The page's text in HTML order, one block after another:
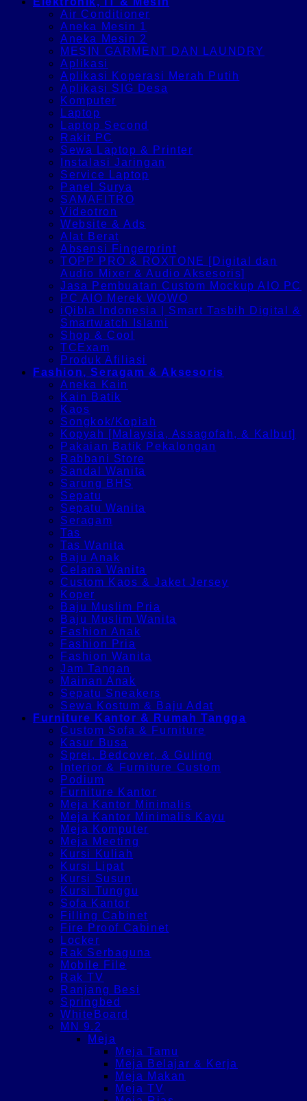
Air Conditioner
Aneka Mesin 1
Aneka Mesin 2
MESIN GARMENT DAN LAUNDRY
Aplikasi
Aplikasi Koperasi Merah Putih
Aplikasi SIG Desa
Komputer
Laptop
Laptop Second
Rakit PC
Sewa Laptop & Printer
Instalasi Jaringan
Service Laptop
Panel Surya
SAMAFITRO
Videotron
Website & Ads
Alat Berat
Absensi Fingerprint
TOPP PRO & ROXTONE [Digital dan
Audio Mixer & Audio Aksesoris]
Jasa Pembuatan Custom Mockup AIO PC
PC AIO Merek WOWO
iQibla Indonesia | Smart Tasbih Digital &
Smartwatch Islami
Shop & Cool
TCExam
Produk Afiliasi
Fashion, Seragam & Aksesoris
Aneka Kain
Kain Batik
Kaos
Songkok/Kopiah
Kopyah [Malaysia, Assagofah, & Kalbut]
Pakaian Batik Pekalongan
Rabbani Store
Sandal Wanita
Sarung BHS
Sepatu
Sepatu Wanita
Seragam
Tas
Tas Wanita
Baju Anak
Celana Wanita
Custom Kaos & Jaket Jersey
Koper
Baju Muslim Pria
Baju Muslim Wanita
Fashion Anak
Fashion Pria
Fashion Wanita
Jam Tangan
Mainan Anak
Sepatu Sneakers
Sewa Kostum & Baju Adat
Furniture Kantor & Rumah Tangga
Custom Sofa & Furniture
Kasur Busa
Sprei, Bedcover, & Guling
Interior & Furniture Custom
Podium
Furniture Kantor
Meja Kantor Minimalis
Meja Kantor Minimalis Kayu
Meja Komputer
Meja Meeting
Kursi Kuliah
Kursi Lipat
Kursi Susun
Kursi Tunggu
Sofa Kantor
Filling Cabinet
Fire Proof Cabinet
Locker
Rak Serbaguna
Mobile File
Rak TV
Ranjang Besi
Springbed
WhiteBoard
MN 9.2
Meja
Meja Tamu
Meja Belajar & Kerja
Meja Makan
Meja TV